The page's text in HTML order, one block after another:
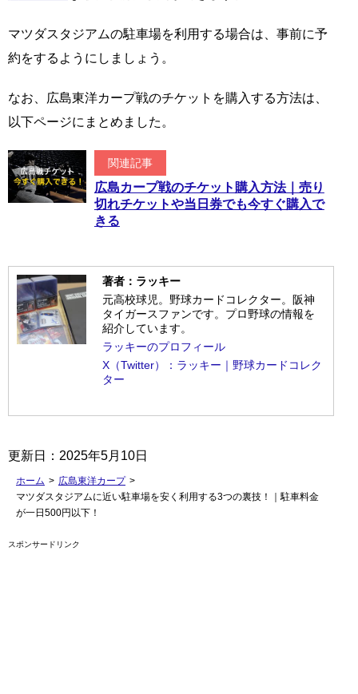
マツダスタジアムの駐車場を利用する場合は、事前に予
約をするようにしましょう。
なお、広島東洋カープ戦のチケットを購入する方法は、
以下ページにまとめました。
関連記事
広島カープ戦のチケット購入方法｜売り
切れチケットや当日券でも今すぐ購入で
きる
著者：ラッキー
元高校球児。野球カードコレクター。阪神
タイガースファンです。プロ野球の情報を
紹介しています。
ラッキーのプロフィール
X（Twitter）：ラッキー｜野球カードコレク
ター
更新日： 2025年5月10日
ホーム > 広島東洋カープ >
マツダスタジアムに近い駐車場を安く利用する3つの裏技！｜駐車料金
が一日500円以下！
スポンサードリンク